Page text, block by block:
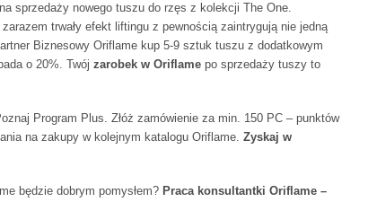
sprzedaży nowego tuszu do rzęs z kolekcji The One.
trwały efekt liftingu z pewnością zaintrygują nie jedną
Biznesowy Oriflame kup 5-9 sztuk tuszu z dodatkowym
o 20%. Twój zarobek w Oriflame po sprzedaży tuszy to
Program Plus. Złóż zamówienie za min. 150 PC – punktów
na zakupy w kolejnym katalogu Oriflame. Zyskaj w
będzie dobrym pomysłem? Praca konsultantki Oriflame –